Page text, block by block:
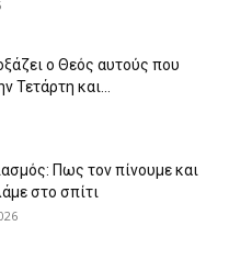
ο Θεός αυτούς που
Τετάρτη και...
Πως τον πίνουμε και
στο σπίτι